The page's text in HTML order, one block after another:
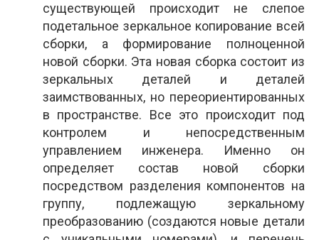
существующей происходит не слепое
подетальное зеркальное копирование всей
сборки, а формирование полноценной
новой сборки. Эта новая сборка состоит из
зеркальных деталей и деталей
заимствованных, но переориентированных
в пространстве. Все это происходит под
контролем и непосредственным
управлением инженера. Именно он
определяет состав новой сборки
посредством разделения компонентов на
группу, подлежащую зеркальному
преобразованию (создаются новые детали